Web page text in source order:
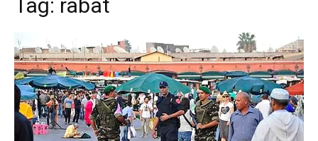
Thru
Tag: rabat